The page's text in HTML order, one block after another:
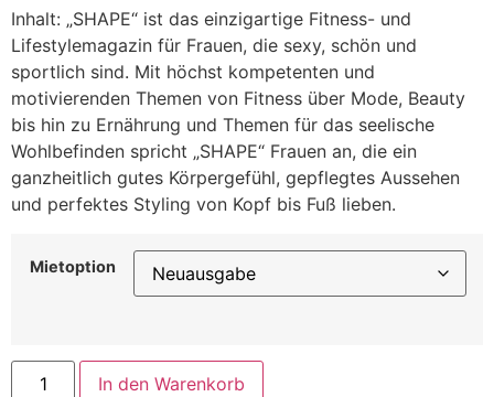
Inhalt: „SHAPE“ ist das einzigartige Fitness- und
Lifestylemagazin für Frauen, die sexy, schön und
sportlich sind. Mit höchst kompetenten und
motivierenden Themen von Fitness über Mode, Beauty
bis hin zu Ernährung und Themen für das seelische
Wohlbefinden spricht „SHAPE“ Frauen an, die ein
ganzheitlich gutes Körpergefühl, gepflegtes Aussehen
und perfektes Styling von Kopf bis Fuß lieben.
Mietoption
In den Warenkorb